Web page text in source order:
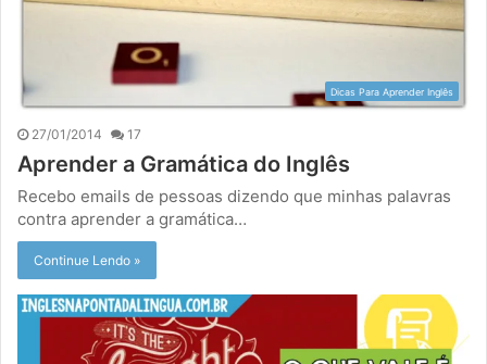
Dicas Para Aprender Inglês
27/01/2014 17
Aprender a Gramática do Inglês
Recebo emails de pessoas dizendo que minhas palavras
contra aprender a gramática…
Continue Lendo »